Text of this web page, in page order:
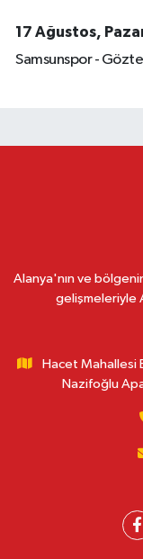
17 Ağustos,
Samsunspor -
Alanya'nın ve
gelişmeleriyle
Hacet Mahallesi
Nazifoğlu